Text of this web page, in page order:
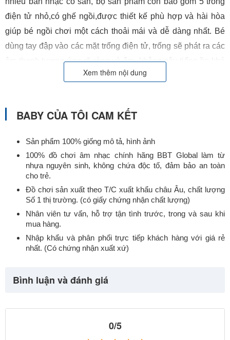
điện tử nhỏ,có ghế ngồi,được thiết kế phù hợp và hài hòa
giúp bé ngồi chơi một cách thoải mái và dễ dàng nhất. Bé
dùng tay đập vào các mặt trống điện tử, trống sẽ phát ra các
âm thanh tương ứng rõ ràng và êm, không gây tiếng ồn khó
chịu, giúp kích thích sự phát triển trí tuệ và hào hứng, năng
Xem thêm nội dung
BABY CỦA TÔI CAM KẾT
Sản phẩm 100% giống mô tả, hình ảnh
100% đồ chơi âm nhạc chính hãng BBT Global làm từ
nhựa nguyên sinh, không chứa độc tố, đảm bảo an toàn
cho trẻ.
Đồ chơi sản xuất theo T/C xuất khẩu châu Âu, chất lượng
Số 1 thị trường. (có giấy chứng nhận chất lượng)
Nhân viên tư vấn, hỗ trợ tận tình trước, trong và sau khi
mua hàng.
Nhập khẩu và phân phối trực tiếp khách hàng với giá rẻ
nhất. (Có chứng nhận xuất xứ)
Bình luận và đánh giá
0/5